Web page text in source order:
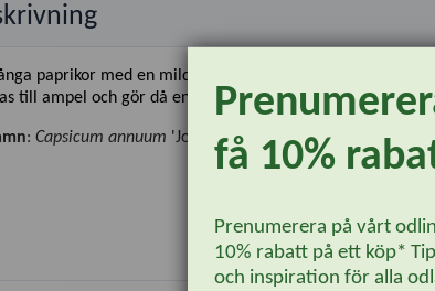
paprikor med en mild söt smak.
till ampel och gör då en beskärning för att få bra
: Capsicum annuum 'Joyride Sweet Red'
få 10%
Prenumerera på vårt
10% rabatt på ett köp*
och inspiration för alla